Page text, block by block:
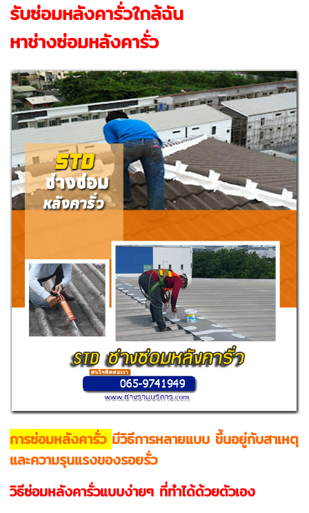
รับซ่อมหลังคารั่วใกล้ฉัน
หาช่างซ่อมหลังคารั่ว
การซ่อมหลังคารั่ว มีวิธีการหลายแบบ ขึ้นอยู่กับสาเหตุ
และความรุนแรงของรอยรั่ว
วิธีซ่อมหลังคารั่วแบบง่ายๆ ที่ทำได้ด้วยตัวเอง